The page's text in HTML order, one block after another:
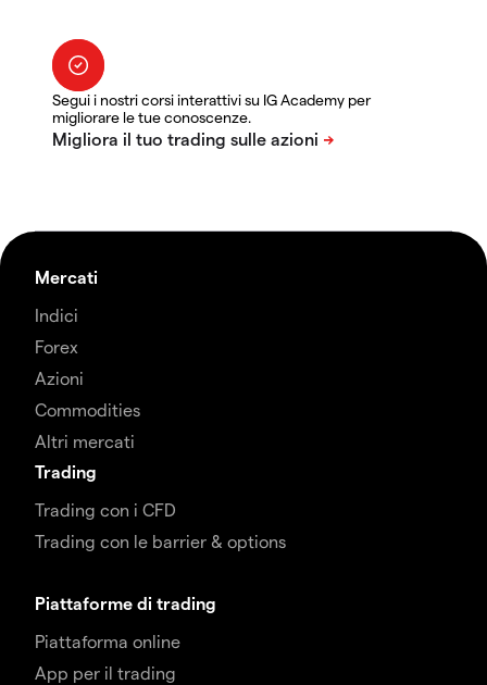
Segui i nostri corsi interattivi su IG Academy per
migliorare le tue conoscenze.
Mercati
Indici
Forex
Azioni
Commodities
Altri mercati
Trading
Trading con i CFD
Trading con le barrier & options
Piattaforme di trading
Piattaforma online
App per il trading